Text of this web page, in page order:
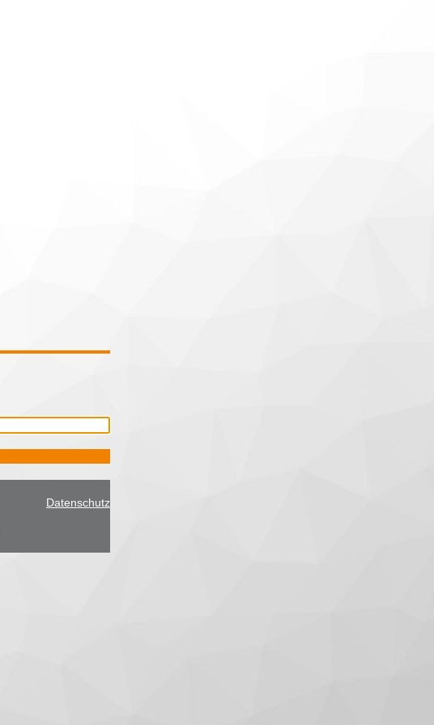
Datenschutz